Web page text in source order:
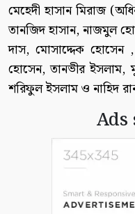
মেহেদী হাসান মিরাজ
তানজিদ হাসান, নাজমুল
দাস, মোসাদ্দেক হোসেন
হোসেন, তানভীর ইসলাম,
শরিফুল ইসলাম ও নাহিদ